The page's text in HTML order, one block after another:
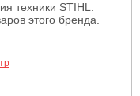
техники STIHL.
этого бренда.